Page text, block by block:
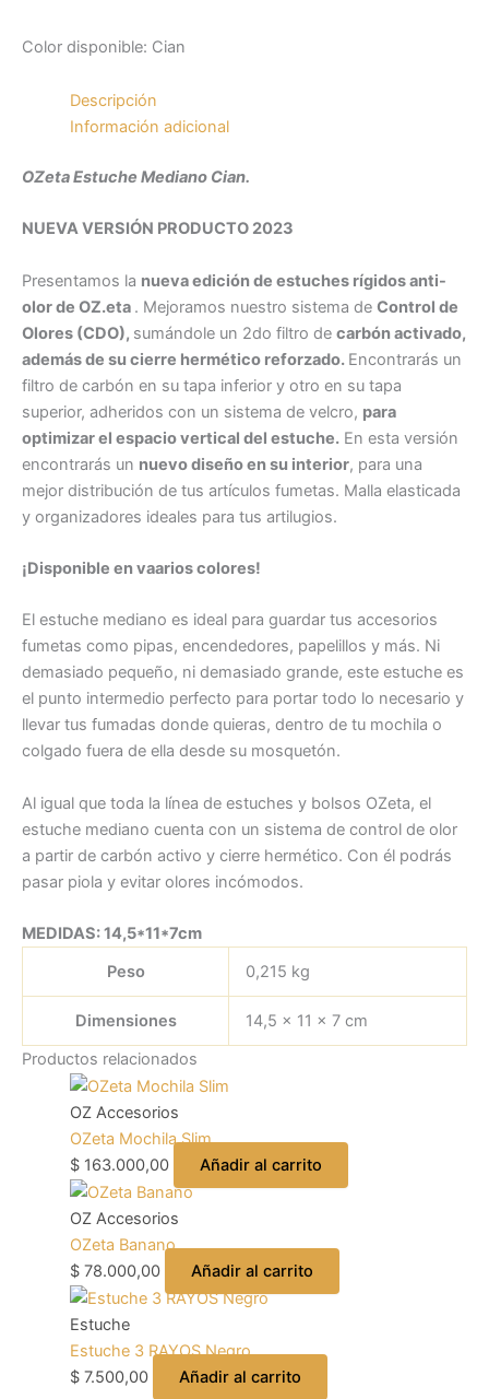
Color disponible: Cian
Descripción
Información adicional
OZeta Estuche Mediano Cian.
NUEVA VERSIÓN PRODUCTO 2023
Presentamos la nueva edición de estuches rígidos anti-
olor de OZ.eta . Mejoramos nuestro sistema de Control de
Olores (CDO), sumándole un 2do filtro de carbón activado,
además de su cierre hermético reforzado. Encontrarás un
filtro de carbón en su tapa inferior y otro en su tapa
superior, adheridos con un sistema de velcro, para
optimizar el espacio vertical del estuche. En esta versión
encontrarás un nuevo diseño en su interior, para una
mejor distribución de tus artículos fumetas. Malla elasticada
y organizadores ideales para tus artilugios.
¡Disponible en vaarios colores!
El estuche mediano es ideal para guardar tus accesorios
fumetas como pipas, encendedores, papelillos y más. Ni
demasiado pequeño, ni demasiado grande, este estuche es
el punto intermedio perfecto para portar todo lo necesario y
llevar tus fumadas donde quieras, dentro de tu mochila o
colgado fuera de ella desde su mosquetón.
Al igual que toda la línea de estuches y bolsos OZeta, el
estuche mediano cuenta con un sistema de control de olor
a partir de carbón activo y cierre hermético. Con él podrás
pasar piola y evitar olores incómodos.
MEDIDAS: 14,5*11*7cm
Peso
0,215 kg
Dimensiones
14,5 × 11 × 7 cm
Productos relacionados
OZ Accesorios
OZeta Mochila Slim
$163.000,00 Añadir al carrito
OZ Accesorios
OZeta Banano
$78.000,00 Añadir al carrito
Estuche
Estuche 3 RAYOS Negro
$7.500,00 Añadir al carrito